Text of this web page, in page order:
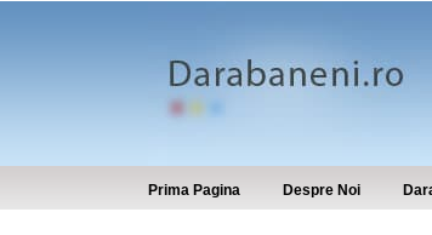
Prima Pagina Despre Noi